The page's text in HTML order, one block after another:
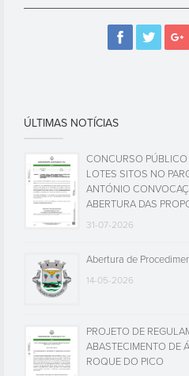
ÚLTIMAS NOTÍCIAS
CONCURSO PÚBLICO
LOTES SITOS NO
ANTÓNIO
ABERTURA DAS
31-07-2026
Abertura de
14-05-2026
PROJETO DE
ABASTECIMENTO DE
ROQUE DO PICO